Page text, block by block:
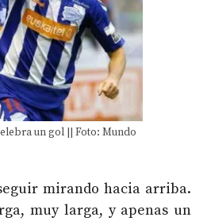
un gol || Foto: Mundo
mirando hacia arriba.
muy larga, y apenas un